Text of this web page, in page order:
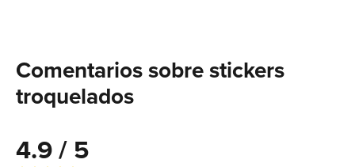
Comentarios sobre stickers
troquelados
4.9 / 5